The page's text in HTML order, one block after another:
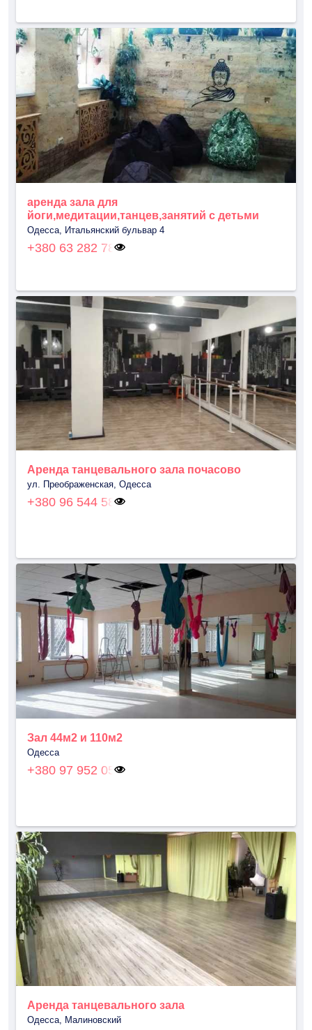
аренда зала для
йоги,медитации,танцев,занятий с детьми
Одесса, Итальянский бульвар 4
+380 63 282 78
Аренда танцевального зала почасово
ул. Преображенская, Одесса
+380 96 544 58
Зал 44м2 и 110м2
Одесса
+380 97 952 05
Аренда танцевального зала
Одесса, Малиновский